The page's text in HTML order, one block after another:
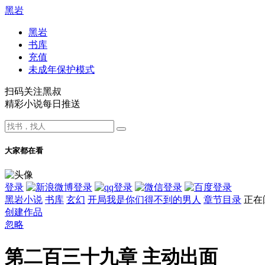
黑岩
黑岩
书库
充值
未成年保护模式
扫码关注黑叔
精彩小说每日推送
大家都在看
登录
黑岩小说 书库 玄幻 开局我是你们得不到的男人 章节目录 正在
创建作品
忽略
第二百三十九章 主动出面